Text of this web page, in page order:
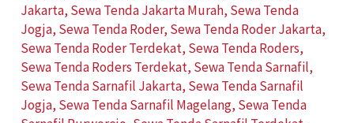
Jakarta, Sewa Tenda Jakarta Murah, Sewa Tenda
Jogja, Sewa Tenda Roder, Sewa Tenda Roder Jakarta,
Sewa Tenda Roder Terdekat, Sewa Tenda Roders,
Sewa Tenda Roders Terdekat, Sewa Tenda Sarnafil,
Sewa Tenda Sarnafil Jakarta, Sewa Tenda Sarnafil
Jogja, Sewa Tenda Sarnafil Magelang, Sewa Tenda